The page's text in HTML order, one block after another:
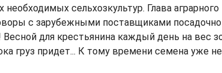
необходимых сельхозкультур. Глава
с зарубежными поставщиками
Весной для крестьянина каждый день на вес
груз придет... К тому времени семена уже